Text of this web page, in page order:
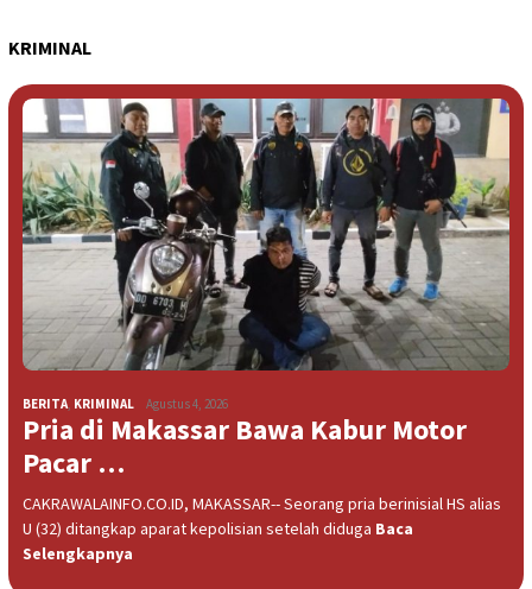
KRIMINAL
BERITA, KRIMINAL Agustus 4, 2026
Pria di Makassar Bawa Kabur Motor
Pacar …
CAKRAWALAINFO.CO.ID, MAKASSAR-- Seorang pria berinisial HS alias
U (32) ditangkap aparat kepolisian setelah diduga Baca
Selengkapnya